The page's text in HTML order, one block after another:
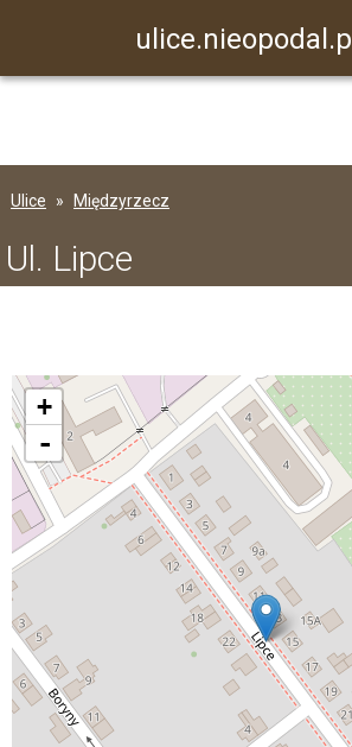
ulice.nieopodal.pl
Ulice Międzyrzecz
Ul. Lipce
+
-